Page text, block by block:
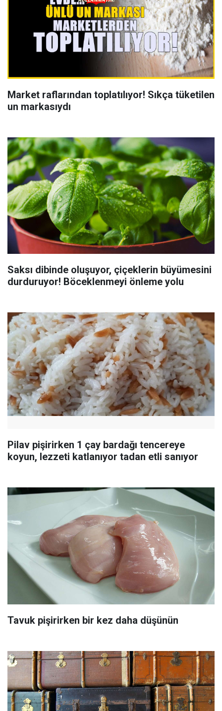
Market raflarından toplatılıyor! Sıkça tüketilen
un markasıydı
Saksı dibinde oluşuyor, çiçeklerin büyümesini
durduruyor! Böceklenmeyi önleme yolu
Pilav pişirirken 1 çay bardağı tencereye
koyun, lezzeti katlanıyor tadan etli sanıyor
Tavuk pişirirken bir kez daha düşünün